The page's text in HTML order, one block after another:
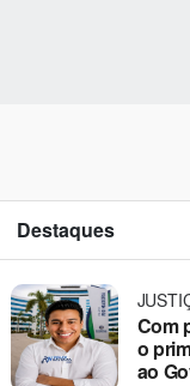
Destaques
Com
o
ao